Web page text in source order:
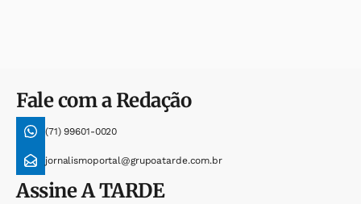
Fale com a Redação
(71) 99601-0020
jornalismoportal@grupoatarde.com.br
AssineA TARDE